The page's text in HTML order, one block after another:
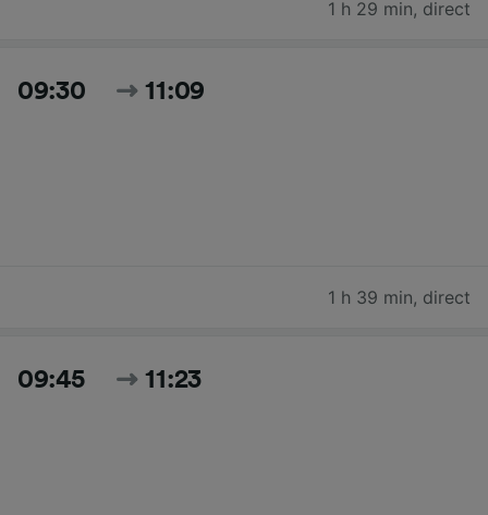
1 h 29 min, direct
09:30 11:09
1 h 39 min, direct
09:45 11:23